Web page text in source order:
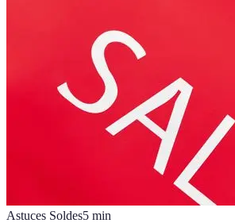
Astuces Soldes5 min